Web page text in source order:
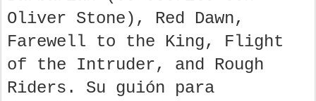
Oliver Stone), Red Dawn,
Farewell to the King, Flight
of the Intruder, and Rough
Riders. Su guión para